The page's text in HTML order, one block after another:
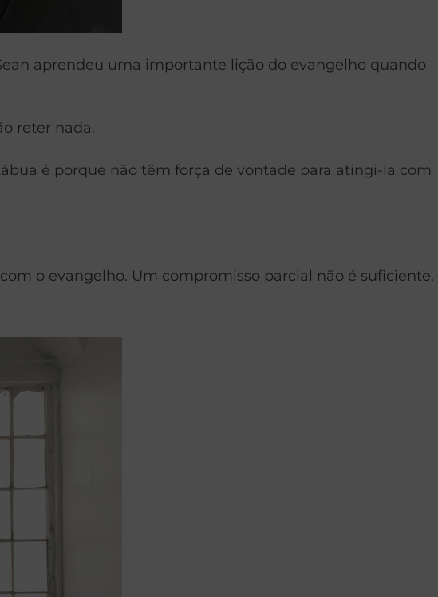
aprendeu uma importante lição do evangelho quando
reter nada.
é porque não têm força de vontade para atingi-la com
o evangelho. Um compromisso parcial não é suficiente.